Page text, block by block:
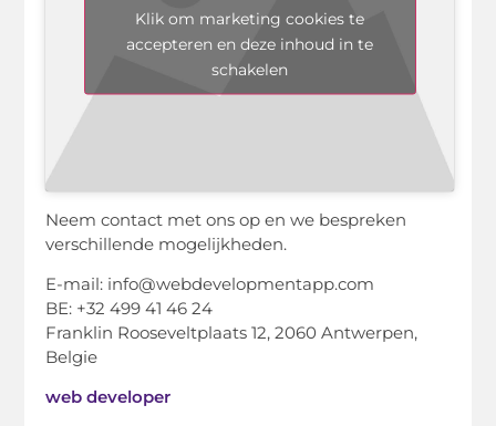
Klik om marketing cookies te
accepteren en deze inhoud in te
schakelen
Neem contact met ons op en we bespreken
verschillende mogelijkheden.
E-mail: info@webdevelopmentapp.com
BE: +32 499 41 46 24
Franklin Rooseveltplaats 12, 2060 Antwerpen,
Belgie
web developer